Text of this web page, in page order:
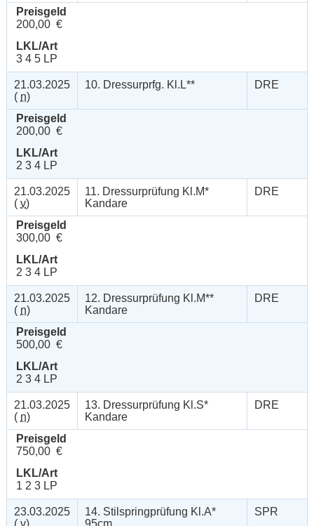
Preisgeld
200,00 €
LKL/Art
3 4 5 LP
21.03.2025
( n)
10. Dressurprfg. Kl.L** DRE
Preisgeld
200,00 €
LKL/Art
2 3 4 LP
21.03.2025
( v)
11. Dressurprüfung Kl.M*
Kandare
DRE
Preisgeld
300,00 €
LKL/Art
2 3 4 LP
21.03.2025
( n)
12. Dressurprüfung Kl.M**
Kandare
DRE
Preisgeld
500,00 €
LKL/Art
2 3 4 LP
21.03.2025
( n)
13. Dressurprüfung Kl.S*
Kandare
DRE
Preisgeld
750,00 €
LKL/Art
1 2 3 LP
23.03.2025
( v)
14. Stilspringprüfung Kl.A*
95cm
SPR